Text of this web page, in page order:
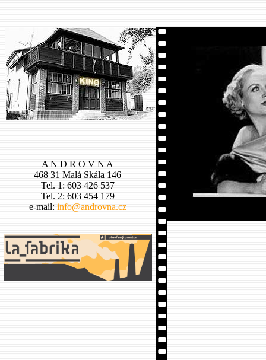
A N D R O V N A
468 31 Malá Skála 146
Tel. 1: 603 426 537
Tel. 2: 603 454 179
e-mail: info@androvna.cz